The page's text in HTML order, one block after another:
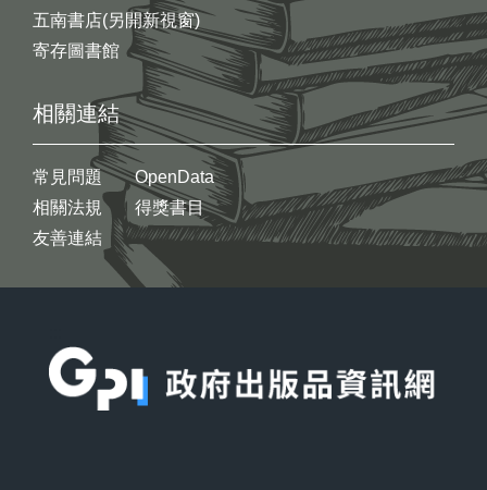
五南書店(另開新視窗)
寄存圖書館
相關連結
常見問題
相關法規
友善連結
OpenData
得獎書目